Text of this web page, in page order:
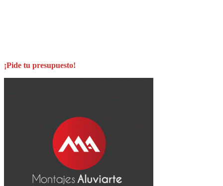
¡Pide tu presupuesto!